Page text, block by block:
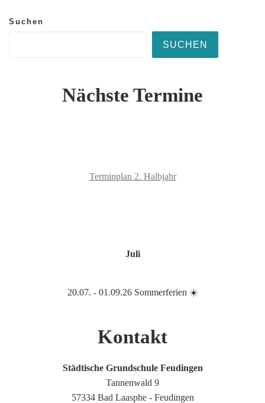
Suchen
SUCHEN
Nächste Termine
Terminplan 2. Halbjahr
Juli
20.07. - 01.09.26 Sommerferien ☀️
Kontakt
Städtische Grundschule Feudingen
Tannenwald 9
57334 Bad Laasphe - Feudingen